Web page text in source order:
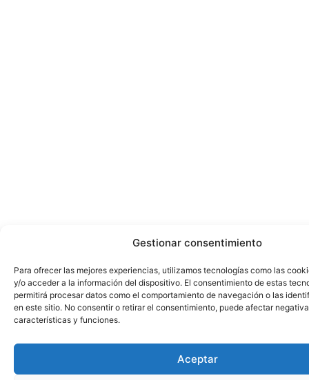
Gestionar consentimiento
Para ofrecer las mejores experiencias, utilizamos tecnologías como las
y/o acceder a la información del dispositivo. El consentimiento de estas
permitirá procesar datos como el comportamiento de navegación o las
en este sitio. No consentir o retirar el consentimiento, puede afectar
características y funciones.
Aceptar